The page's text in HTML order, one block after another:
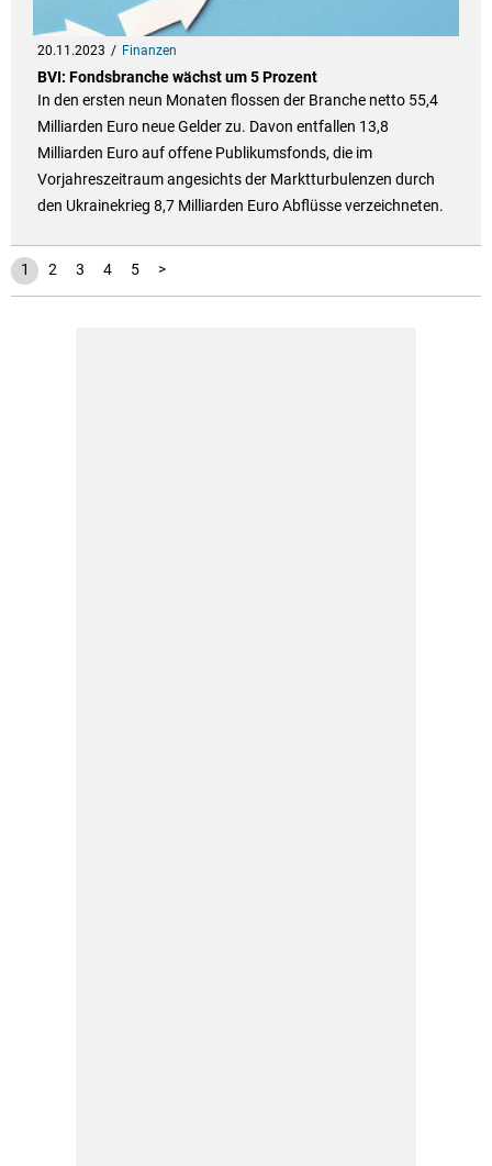
20.11.2023 Finanzen
BVI: Fondsbranche wächst um 5 Prozent
In den ersten neun Monaten flossen der Branche netto 55,4
Milliarden Euro neue Gelder zu. Davon entfallen 13,8
Milliarden Euro auf offene Publikumsfonds, die im
Vorjahreszeitraum angesichts der Marktturbulenzen durch
den Ukrainekrieg 8,7 Milliarden Euro Abflüsse verzeichneten.
1 2 3 4 5 >